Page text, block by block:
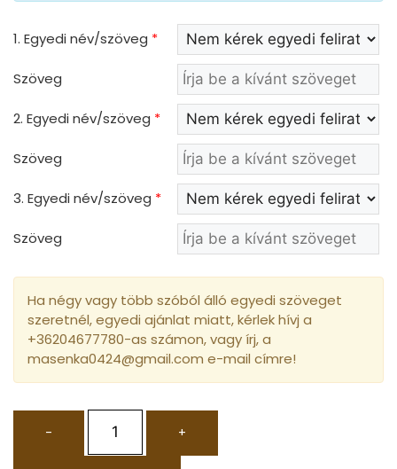
1. Egyedi név/szöveg *
Szöveg
2. Egyedi név/szöveg *
Szöveg
3. Egyedi név/szöveg *
Szöveg
Ha négy vagy több szóból álló egyedi szöveget
szeretnél, egyedi ajánlat miatt, kérlek hívj a
+36204677780-as számon, vagy írj, a
masenka0424@gmail.com e-mail címre!
- +